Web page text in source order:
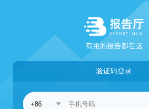
验证码登录